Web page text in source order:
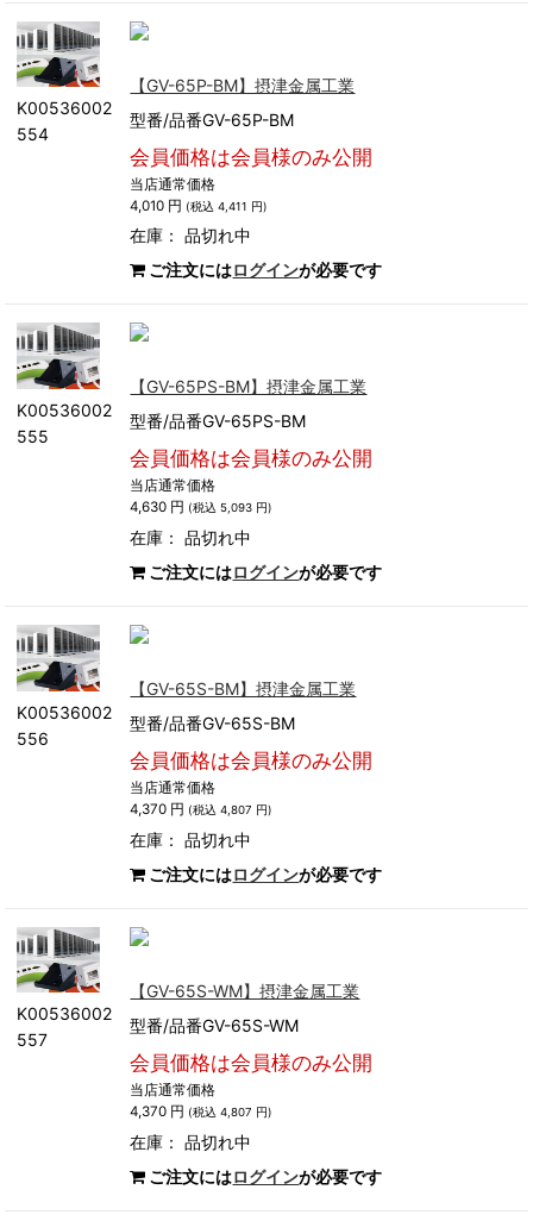
K00536002
554
【GV-65P-BM】摂津金属工業
型番/品番GV-65P-BM
会員価格は会員様のみ公開
当店通常価格
4,010 円 (税込 4,411 円)
在庫：品切れ中
ご注文にはログインが必要です
K00536002
555
【GV-65PS-BM】摂津金属工業
型番/品番GV-65PS-BM
会員価格は会員様のみ公開
当店通常価格
4,630 円 (税込 5,093 円)
在庫：品切れ中
ご注文にはログインが必要です
K00536002
556
【GV-65S-BM】摂津金属工業
型番/品番GV-65S-BM
会員価格は会員様のみ公開
当店通常価格
4,370 円 (税込 4,807 円)
在庫：品切れ中
ご注文にはログインが必要です
K00536002
557
【GV-65S-WM】摂津金属工業
型番/品番GV-65S-WM
会員価格は会員様のみ公開
当店通常価格
4,370 円 (税込 4,807 円)
在庫：品切れ中
ご注文にはログインが必要です